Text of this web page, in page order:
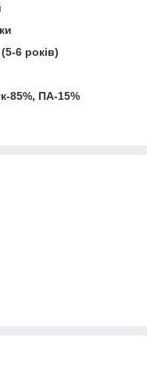
6 років)
85%, ПА-15%